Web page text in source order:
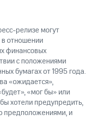
релизе могут
отношении
финансовых
с положениями
бумагах от 1995 года.
«ожидается»,
«мог бы» или
хотели предупредить,
предположениями, и